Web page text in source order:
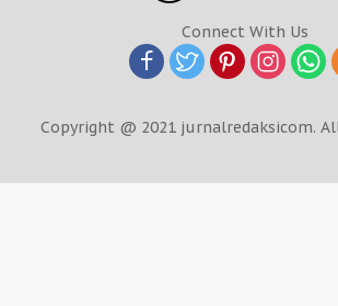
Connect With Us
Copyright @ 2021 jurnalredaksicom.